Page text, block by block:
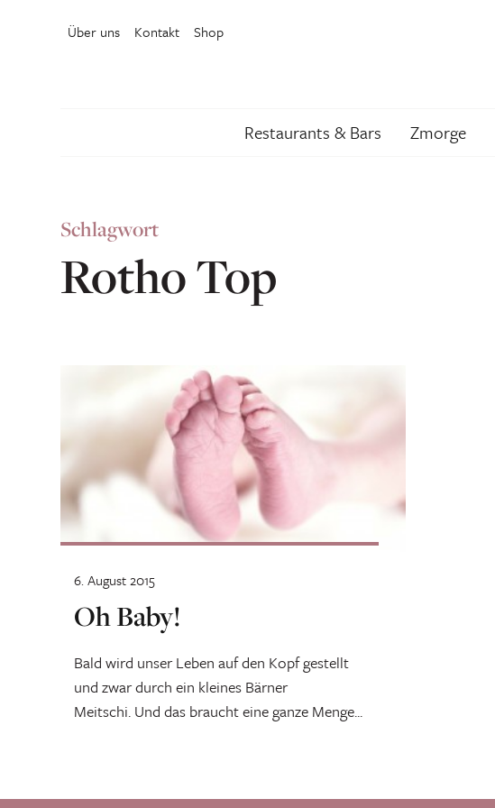
Über uns Kontakt Shop
Restaurants & Bars Zmorge
Schlagwort
Rotho Top
Oh Baby!
Bald wird unser Leben auf den Kopf gestellt
und zwar durch ein kleines Bärner
Meitschi. Und das braucht eine ganze Menge...
6. August 2015